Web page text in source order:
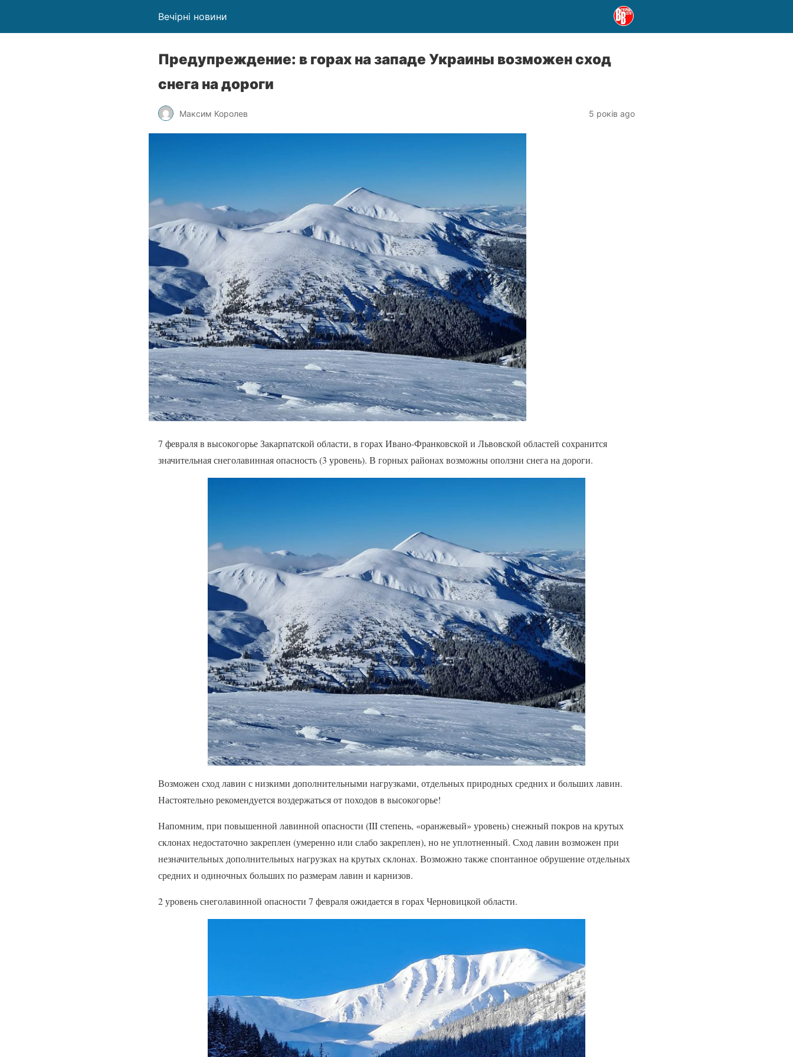
Вечірні новини
Предупреждение: в горах на западе Украины возможен сход
снега на дороги
Максим Королев 5 років ago
7 февраля в высокогорье Закарпатской области, в горах Ивано-Франковской и Львовской областей сохранится
значительная снеголавинная опасность (3 уровень). В горных районах возможны оползни снега на дороги.
Возможен сход лавин с низкими дополнительными нагрузками, отдельных природных средних и больших лавин.
Настоятельно рекомендуется воздержаться от походов в высокогорье!
Напомним, при повышенной лавинной опасности (III степень, «оранжевый» уровень) снежный покров на крутых
склонах недостаточно закреплен (умеренно или слабо закреплен), но не уплотненный. Сход лавин возможен при
незначительных дополнительных нагрузках на крутых склонах. Возможно также спонтанное обрушение отдельных
средних и одиночных больших по размерам лавин и карнизов.
2 уровень снеголавинной опасности 7 февраля ожидается в горах Черновицкой области.